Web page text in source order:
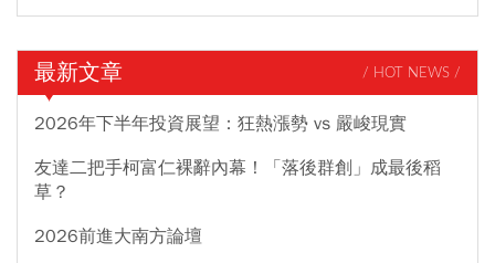
最新文章 / HOT NEWS /
2026年下半年投資展望：狂熱漲勢 vs 嚴峻現實
友達二把手柯富仁裸辭內幕！「落後群創」成最後稻
草？
2026前進大南方論壇